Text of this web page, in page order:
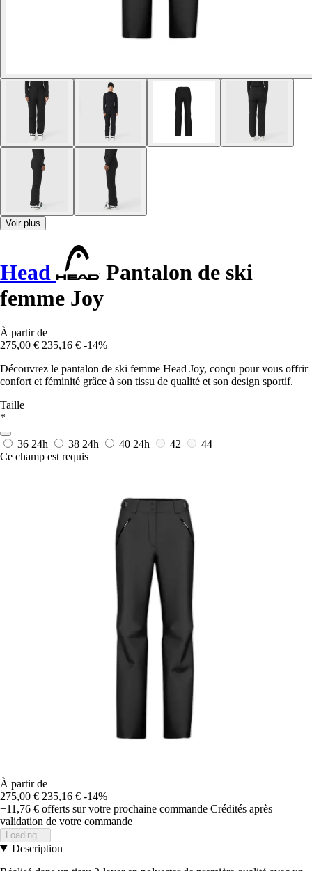
Voir plus
Head
Pantalon de ski
femme Joy
À partir de
275,00 € 235,16 € -14%
Découvrez le pantalon de ski femme Head Joy, conçu pour vous offrir
confort et féminité grâce à son tissu de qualité et son design sportif.
Taille
*
36 24h 38 24h 40 24h 42
44
Ce champ est requis
À partir de
275,00 € 235,16 € -14%
+11,76 € offerts sur votre prochaine commande Crédités après
validation de votre commande
Loading...
Description